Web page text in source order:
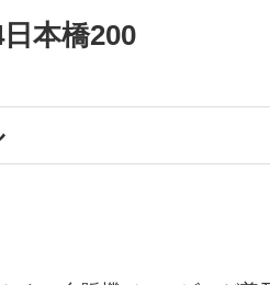
本橋200